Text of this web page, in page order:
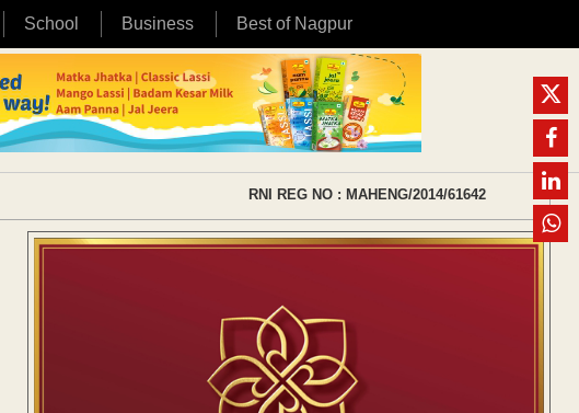
School Business Best of Nagpur
RNI REG NO : MAHENG/2014/61642